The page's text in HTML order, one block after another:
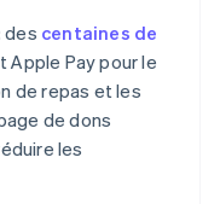
des centaines de
Apple Pay pour le
de repas et les
de dons
les